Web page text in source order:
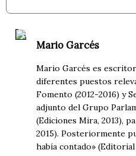
Mario Garcés
Mario Garcés es
diferentes puestos
Fomento (2012-2016) y
adjunto del Grupo
(Ediciones Mira, 2013),
2015). Posteriormente
había contado»